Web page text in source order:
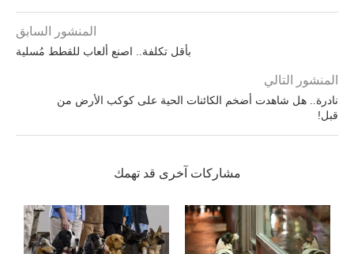
المنشور السابق
بأقل تكلفة.. اصنع ألعاب للقطط مُسلية
المنشور التالي
نادرة.. هل شاهدت أضخم الكائنات الحية على كوكب الأرض من
قبل!
مشاركات آخرى قد تهمك